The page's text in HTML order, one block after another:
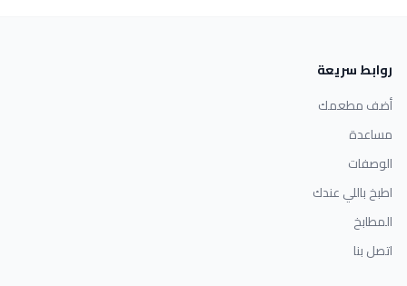
روابط سريعة
أضف مطعمك
مساعدة
الوصفات
اطبخ باللي عندك
المطابخ
اتصل بنا